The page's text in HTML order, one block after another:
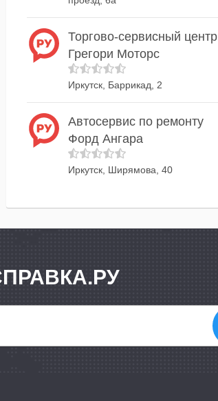
Торгово-сервисный центр
Грегори Моторс
Иркутск, Баррикад, 2
Автосервис по ремонту
Форд Ангара
Иркутск, Ширямова, 40